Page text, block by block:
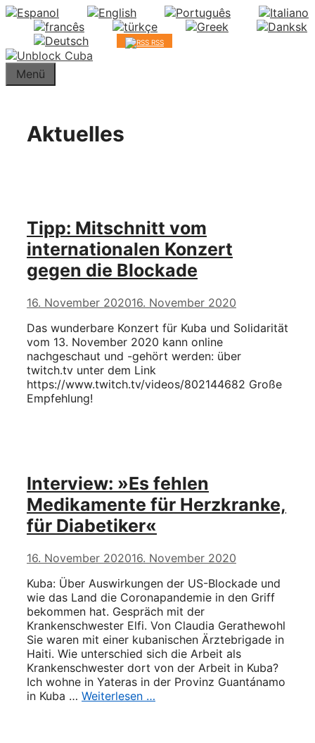
Springe
RSS
Menü
Aktuelles
Tipp: Mitschnitt vom
internationalen Konzert
gegen die Blockade
16. November 202016. November 2020
Das wunderbare Konzert für Kuba und Solidarität
vom 13. November 2020 kann online
nachgeschaut und -gehört werden: über
twitch.tv unter dem Link
https://www.twitch.tv/videos/802144682 Große
Empfehlung!
Interview: »Es fehlen
Medikamente für Herzkranke,
für Diabetiker«
16. November 202016. November 2020
Kuba: Über Auswirkungen der US-Blockade und
wie das Land die Coronapandemie in den Griff
bekommen hat. Gespräch mit der
Krankenschwester Elfi. Von Claudia Gerathewohl
Sie waren mit einer kubanischen Ärztebrigade in
Haiti. Wie unterschied sich die Arbeit als
Krankenschwester dort von der Arbeit in Kuba?
Ich wohne in Yateras in der Provinz Guan­tánamo
in Kuba … Weiterlesen …